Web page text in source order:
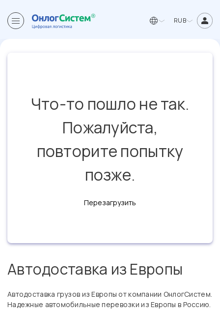
RUB
Что-то пошло не так.
Пожалуйста,
повторите попытку
позже.
Перезагрузить
Автодоставка из Европы
Автодоставка грузов из Европы от компании ОнлогСистем.
Надежные автомобильные перевозки из Европы в Россию.